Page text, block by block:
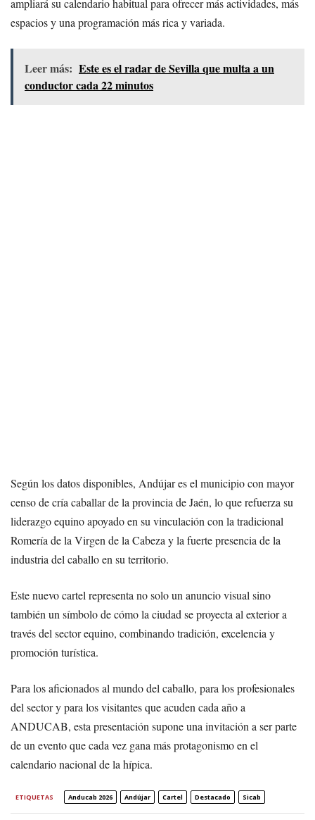
ampliará su calendario habitual para ofrecer más actividades, más
espacios y una programación más rica y variada.
Leer más: Este es el radar de Sevilla que multa a un
conductor cada 22 minutos
Según los datos disponibles, Andújar es el municipio con mayor
censo de cría caballar de la provincia de Jaén, lo que refuerza su
liderazgo equino apoyado en su vinculación con la tradicional
Romería de la Virgen de la Cabeza y la fuerte presencia de la
industria del caballo en su territorio.
Este nuevo cartel representa no solo un anuncio visual sino
también un símbolo de cómo la ciudad se proyecta al exterior a
través del sector equino, combinando tradición, excelencia y
promoción turística.
Para los aficionados al mundo del caballo, para los profesionales
del sector y para los visitantes que acuden cada año a
ANDUCAB, esta presentación supone una invitación a ser parte
de un evento que cada vez gana más protagonismo en el
calendario nacional de la hípica.
ETIQUETAS Anducab 2026 Andújar Cartel Destacado Sicab